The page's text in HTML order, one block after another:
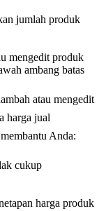
jumlah produk
mengedit produk
ambang batas
atau mengedit
harga jual
Anda:
cukup
harga produk